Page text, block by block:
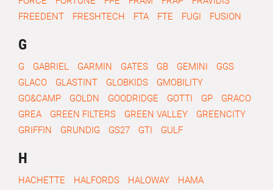
FREEDENT
FRESHTECH FTA FTE FUGI FUSION
G
G GABRIEL GARMIN GATES GB GEMINI
GGS
GLACO
GLASTINT GLOBKIDS
GMOBILITY
GO&CAMP
GOLDN GOODRIDGE GOTTI GP
GRACO
GREA
GREEN FILTERS GREEN VALLEY
GREENCITY
GRIFFIN
GRUNDIG GS27 GTI GULF
H
HACHETTE HALFORDS HALOWAY
HAMA